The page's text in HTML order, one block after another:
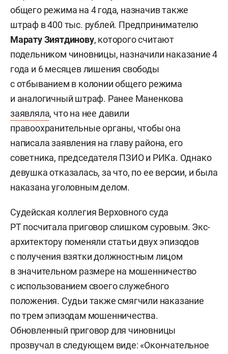
общего режима на 4 года, назначив также
штраф в 400 тыс. рублей. Предпринимателю
Марату Зиятдинову, которого считают
подельником чиновницы, назначили наказание 4
года и 6 месяцев лишения свободы
с отбыванием в колонии общего режима
и аналогичный штраф. Ранее Маненкова
заявляла, что на нее давили
правоохранительные органы, чтобы она
написала заявления на главу района, его
советника, председателя ПЗИО и РИКа. Однако
девушка отказалась, за что, по ее версии, и была
наказана уголовным делом.
Судейская коллегия Верховного суда
РТ посчитала приговор слишком суровым. Экс-
архитектору поменяли статьи двух эпизодов
с получения взятки должностным лицом
в значительном размере на мошенничество
с использованием своего служебного
положения. Судьи также смягчили наказание
по трем эпизодам мошенничества.
Обновленный приговор для чиновницы
прозвучал в следующем виде: «Окончательное